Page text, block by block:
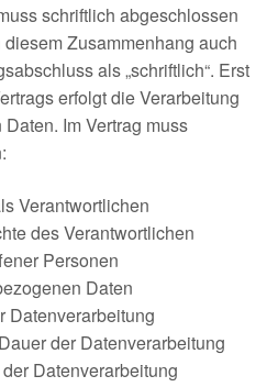
schriftlich abgeschlossen
Zusammenhang auch
als „schriftlich“. Erst
erfolgt die Verarbeitung
Im Vertrag muss
Verantwortlichen
des Verantwortlichen
Personen
Daten
Datenverarbeitung
der Datenverarbeitung
Datenverarbeitung